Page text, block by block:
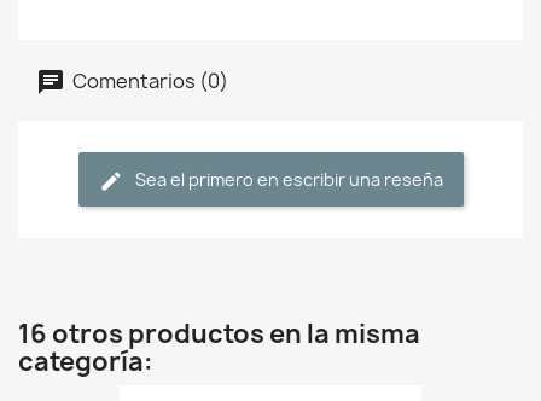
Comentarios (0)
Sea el primero en escribir una reseña
16 otros productos en la misma
categoría: